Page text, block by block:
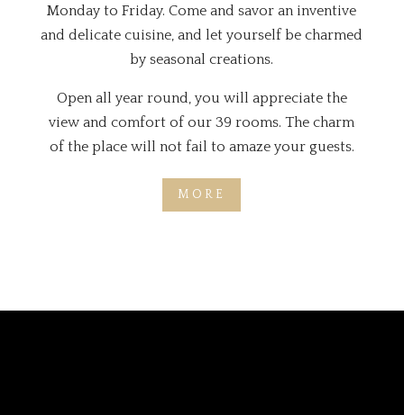
Monday to Friday. Come and savor an inventive
and delicate cuisine, and let yourself be charmed
by seasonal creations.
Open all year round, you will appreciate the
view and comfort of our 39 rooms. The charm
of the place will not fail to amaze your guests.
MORE